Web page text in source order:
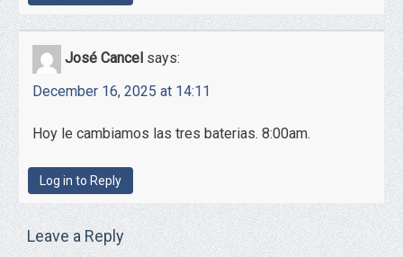
José Cancel says:
December 16, 2025 at 14:11
Hoy le cambiamos las tres baterias. 8:00am.
Log in to Reply
Leave a Reply